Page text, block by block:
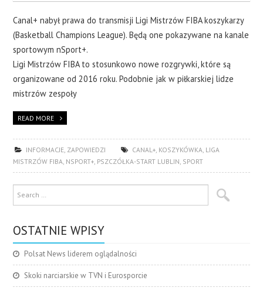
Canal+ nabył prawa do transmisji Ligi Mistrzów FIBA koszykarzy
(Basketball Champions League). Będą one pokazywane na kanale
sportowym nSport+.
Ligi Mistrzów FIBA to stosunkowo nowe rozgrywki, które są
organizowane od 2016 roku. Podobnie jak w piłkarskiej lidze
mistrzów zespoły
READ MORE
INFORMACJE ZAPOWIEDZI CANAL+ KOSZYKÓWKA LIGA
MISTRZÓW FIBA NSPORT+ PSZCZÓŁKA-START LUBLIN SPORT
OSTATNIE WPISY
Polsat News liderem oglądalności
Skoki narciarskie w TVN i Eurosporcie